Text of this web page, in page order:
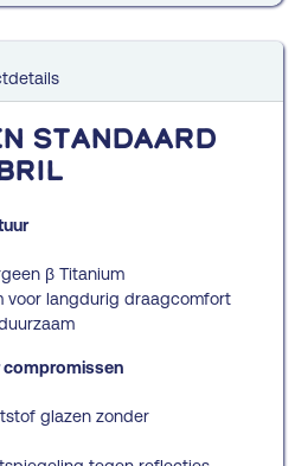
standaard
β Titanium
voor langdurig draagcomfort
compromissen
glazen zonder